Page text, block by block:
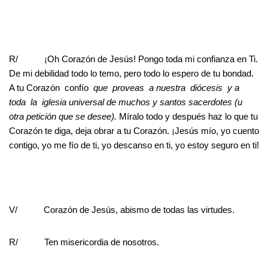
R/ ¡Oh Corazón de Jesús! Pongo toda mi confianza en Ti.
De mi debilidad todo lo temo, pero todo lo espero de tu bondad.
A tu Corazón confío que proveas a nuestra diócesis y a
toda la iglesia universal de muchos y santos sacerdotes (u
otra petición que se desee). Míralo todo y después haz lo que tu
Corazón te diga, deja obrar a tu Corazón. ¡Jesús mío, yo cuento
contigo, yo me fío de ti, yo descanso en ti, yo estoy seguro en ti!
V/ Corazón de Jesús, abismo de todas las virtudes.
R/ Ten misericordia de nosotros.